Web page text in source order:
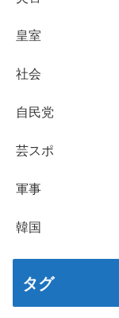
皇室
社会
自民党
芸スポ
軍事
韓国
タグ